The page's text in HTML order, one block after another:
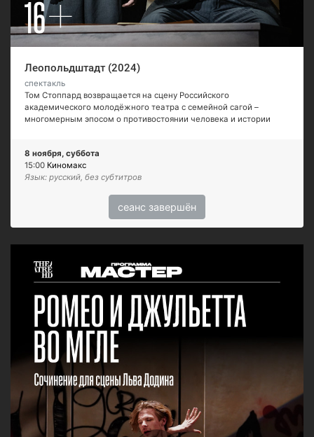
Леопольдштадт (2024)
спектакль
Том Стоппард возвращается на сцену Российского
академического молодёжного театра с семейной сагой –
многомерным эпосом о противостоянии человека и истории
8 ноября, суббота
15:00 Киномакс
Язык: русский, без субтитров
сеанс завершён